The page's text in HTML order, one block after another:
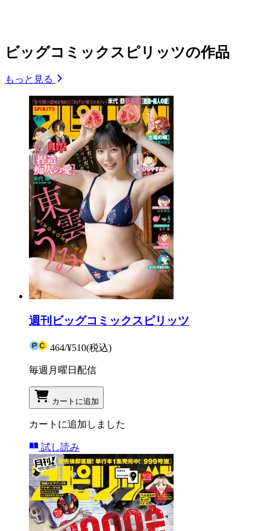
ビッグコミックスピリッツの作品
もっと見る
週刊ビッグコミックスピリッツ
464/¥510(税込)
毎週月曜日配信
カートに追加
カートに追加しました
試し読み